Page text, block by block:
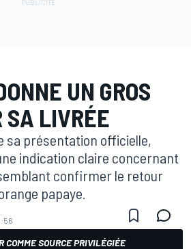
UN GROS
SA LIVRÉE
sa présentation officielle,
indication claire concernant
confirmer le retour
papaye.
COMME SOURCE PRIVILÉGIÉE